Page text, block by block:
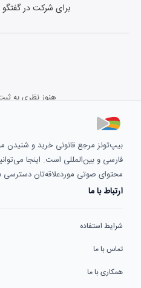
برای شرکت در گفتگو
هنوز نظری به
بیپ‌تونز مرجع قانونی خرید و
فارسی و بین‌المللی است. اینجا
محتوای صوتی موردعلاقه‌تان دسترسی
ارتباط با ما
شرایط استفاده
تماس با ما
همکاری با ما